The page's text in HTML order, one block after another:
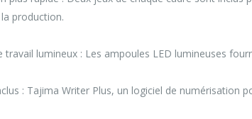
production.
travail lumineux : Les ampoules LED lumineuses
: Tajima Writer Plus, un logiciel de numérisation